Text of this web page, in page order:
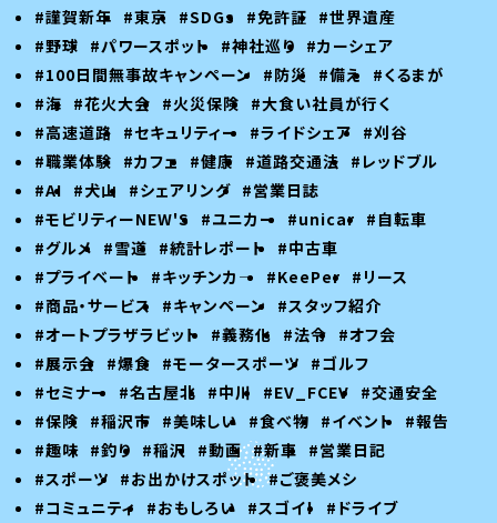
#謹賀新年 #東京 #SDGs #免許証 #世界遺産
#野球 #パワースポット #神社巡り #カーシェア
#100日間無事故キャンペーン
#防災 #備え
#くるまが
#海 #花火大会 #火災保険 #大食い社員が行く
#高速道路 #セキュリティー #ライドシェア #刈谷
#職業体験 #カフェ #健康 #道路交通法 #レッドブル
#AI #犬山 #シェアリング #営業日誌
#モビリティーNEW'S
#ユニカー #unicar #自転車
#グルメ #雪道 #統計レポート
#中古車
#プライベート
#キッチンカ― #KeePer #リース
#商品・サービス
#キャンペーン
#スタッフ紹介
#オートプラザラビット
#義務化 #法令 #オフ会
#展示会 #爆食 #モータースポーツ #ゴルフ
#セミナー
#名古屋北 #中川 #EV_FCEV #交通安全
#保険 #稲沢市 #美味しい #食べ物 #イベント
#報告
#趣味 #釣り #稲沢 #動画 #新車 #営業日記
#スポーツ #お出かけスポット #ご褒美メシ
#コミュニティ
#おもしろい #スゴイ！
#ドライブ